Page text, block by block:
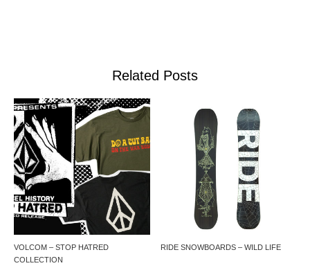
Related Posts
VOLCOM – STOP HATRED
COLLECTION
RIDE SNOWBOARDS – WILD LIFE